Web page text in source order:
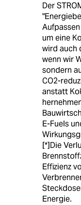
Der
um eine
wird auch
wenn wir
sondern
CO2-
anstatt
E-Fuels
[*]Die
Effizienz
Energie.